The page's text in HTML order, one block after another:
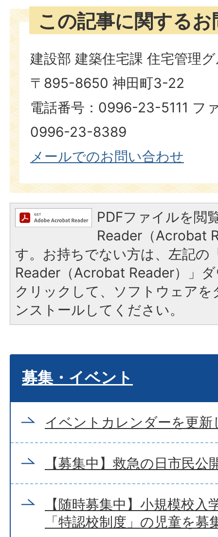
この記事に関する
建設部 建築住宅課 住宅管理
〒895-8650 神田町3-22
電話番号：0996-23-5111 フ
0996-23-8389​​​​​​​
メールでのお問い合わせ
PDFファイルを閲
Reader（Acrobat
す。お持ちでない方は、左記の
Reader（Acrobat Reader）」
クリックして、ソフトウェア
ンストールしてください。
募集・イベント
イベントカレンダーを更新
【募集中】救急の日市民
【随時募集中】小規模校入
「特認校制度」の児童を募